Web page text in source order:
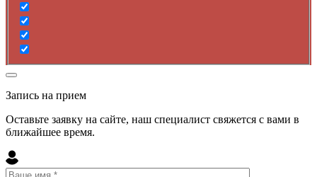
Запись на прием
Оставьте заявку на сайте, наш специалист свяжется с вами в
ближайшее время.